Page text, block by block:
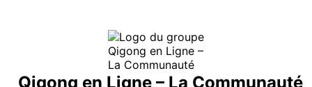
Qigong en Ligne – La Communauté